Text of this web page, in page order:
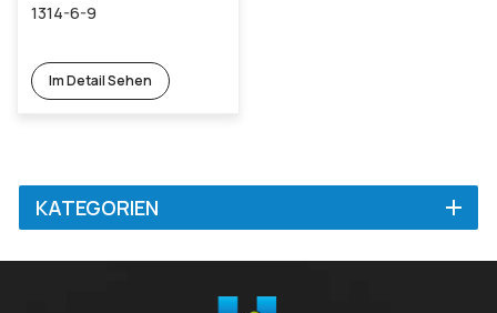
1314-6-9
Im Detail Sehen
KATEGORIEN